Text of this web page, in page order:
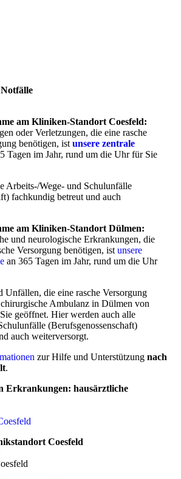
am Kliniken-Standort Coesfeld:
oder Verletzungen, die eine rasche
benötigen, ist unsere zentrale
Tagen im Jahr, rund um die Uhr für Sie
Arbeits-/Wege- und Schulunfälle
fachkundig betreut und auch
am Kliniken-Standort Dülmen:
und neurologische Erkrankungen, die
Versorgung benötigen, ist unsere
an 365 Tagen im Jahr, rund um die Uhr
Unfällen, die eine rasche Versorgung
Ambulanz in Dülmen von
geöffnet. Hier werden auch alle
(Berufsgenossenschaft)
auch weiterversorgt.
zur Hilfe und Unterstützung nach
.
Erkrankungen: hausärztliche
Coesfeld